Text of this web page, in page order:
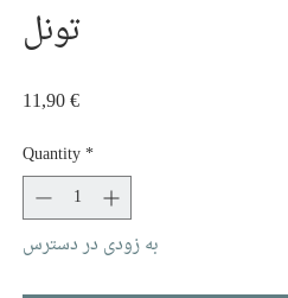
تونل
11,90 €Price
Quantity*
به زودی در دسترس